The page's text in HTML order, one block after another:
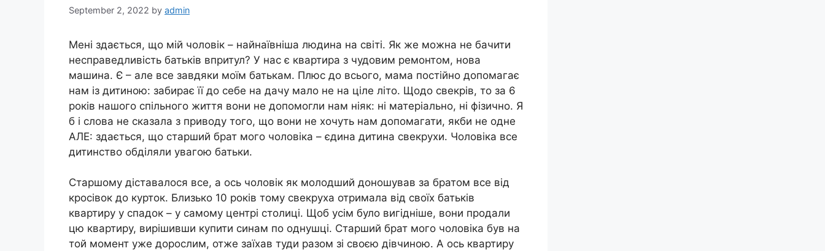
September 2, 2022 by admin
Мені здається, що мій чоловік – найнаївніша людина на світі. Як же можна не бачити
несправедливість батьків впритул? У нас є квартира з чудовим ремонтом, нова
машина. Є – але все завдяки моїм батькам. Плюс до всього, мама постійно допомагає
нам із дитиною: забирає її до себе на дачу мало не на ціле літо. Щодо свекрів, то за 6
років нашого спільного життя вони не допомогли нам ніяк: ні матеріально, ні фізично. Я
б і слова не сказала з приводу того, що вони не хочуть нам допомагати, якби не одне
АЛЕ: здається, що старший брат мого чоловіка – єдина дитина свекрухи. Чоловіка все
дитинство обділяли увагою батьки.
Старшому діставалося все, а ось чоловік як молодший доношував за братом все від
кросівок до курток. Близько 10 років тому свекруха отримала від своїх батьків
квартиру у спадок – у самому центрі столиці. Щоб усім було вигідніше, вони продали
цю квартиру, вирішивши купити синам по однушці. Старший брат мого чоловіка був на
той момент уже дорослим, отже заїхав туди разом зі своєю дівчиною. А ось квартиру